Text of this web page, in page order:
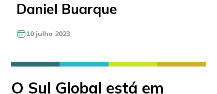
Daniel Buarque
10 julho 2023
O Sul Global está em